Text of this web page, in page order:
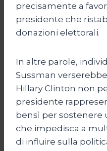
precisamente a
presidente che
donazioni elettorali.
In altre parole,
Sussman
Hillary Clinton non
presidente
bensì per sostenere
che impedisca a
di influire sulla